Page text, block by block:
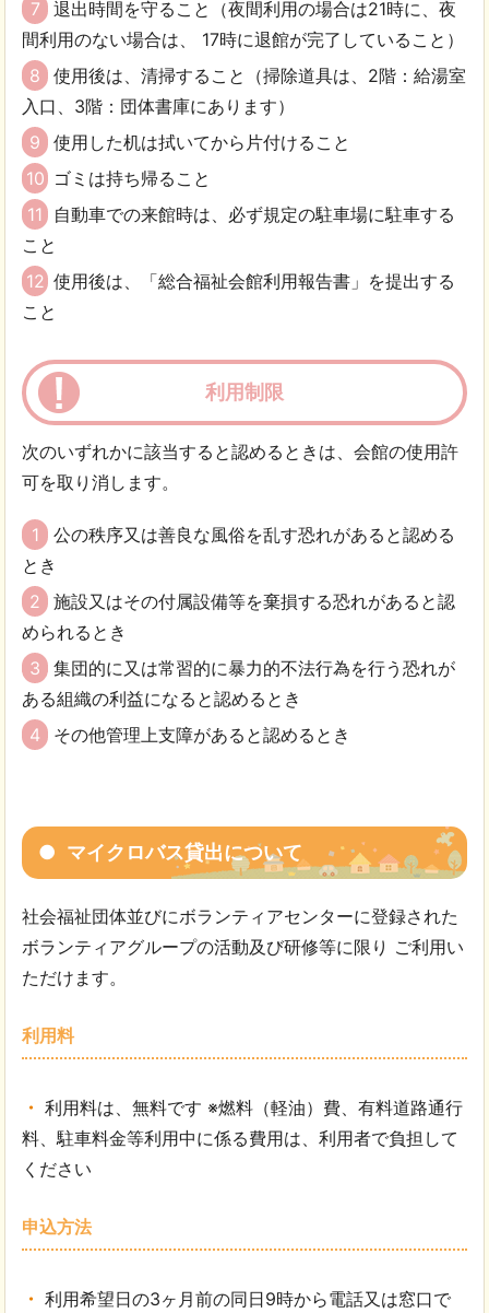
7
退出時間を守ること（夜間利用の場合は21時に、夜
間利用のない場合は、 17時に退館が完了していること）
8
使用後は、清掃すること（掃除道具は、2階：給湯室
入口、3階：団体書庫にあります）
9
使用した机は拭いてから片付けること
10 ゴミは持ち帰ること
11
自動車での来館時は、必ず規定の駐車場に駐車する
こと
12 使用後は、「総合福祉会館利用報告書」を提出する
こと
利用制限
次のいずれかに該当すると認めるときは、会館の使用許
可を取り消します。
1
公の秩序又は善良な風俗を乱す恐れがあると認める
とき
2
施設又はその付属設備等を棄損する恐れがあると認
められるとき
3
集団的に又は常習的に暴力的不法行為を行う恐れが
ある組織の利益になると認めるとき
4
その他管理上支障があると認めるとき
マイクロバス貸出について
社会福祉団体並びにボランティアセンターに登録された
ボランティアグループの活動及び研修等に限り ご利用い
ただけます。
利用料
利用料は、無料です ※燃料（軽油）費、有料道路通行
料、駐車料金等利用中に係る費用は、利用者で負担して
ください
申込方法
利用希望日の3ヶ月前の同日9時から電話又は窓口で